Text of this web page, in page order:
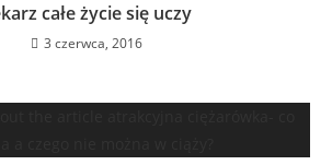
całe życie się uczy
3 czerwca, 2016